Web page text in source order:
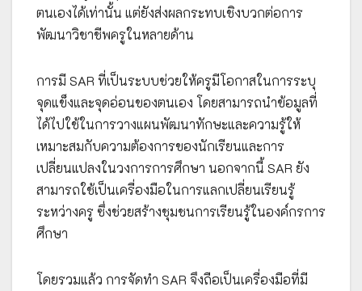
ตนเองได้เท่านั้น แต่ยังส่งผลกระทบเชิงบวกต่อการ
พัฒนาวิชาชีพครูในหลายด้าน
การมี SAR ที่เป็นระบบช่วยให้ครูมีโอกาสในการระบุ
จุดแข็งและจุดอ่อนของตนเอง โดยสามารถนำข้อมูลที่
ได้ไปใช้ในการวางแผนพัฒนาทักษะและความรู้ให้
เหมาะสมกับความต้องการของนักเรียนและการ
เปลี่ยนแปลงในวงการการศึกษา นอกจากนี้ SAR ยัง
สามารถใช้เป็นเครื่องมือในการแลกเปลี่ยนเรียนรู้
ระหว่างครู ซึ่งช่วยสร้างชุมชนการเรียนรู้ในองค์กรการ
ศึกษา
โดยรวมแล้ว การจัดทำ SAR จึงถือเป็นเครื่องมือที่มี